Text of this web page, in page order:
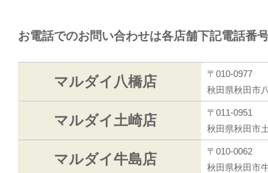
お電話でのお問い合わせは各店舗下記電話番
マルダイ八橋店
〒010-0977
秋田県秋田市
マルダイ土崎店
〒011-0951
秋田県秋田市
マルダイ牛島店
〒010-0062
秋田県秋田市